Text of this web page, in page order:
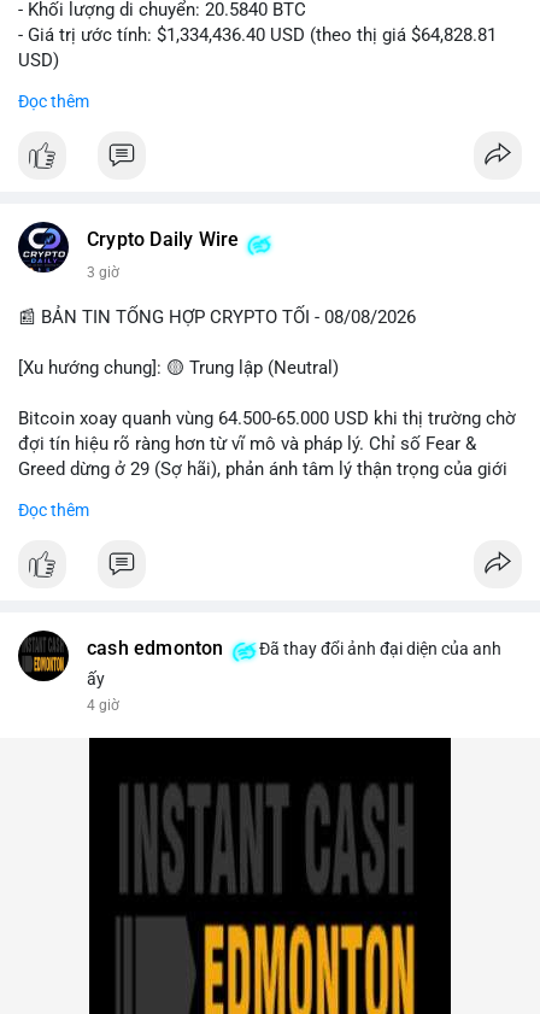
- Khối lượng di chuyển: 20.5840 BTC
- Giá trị ước tính: $1,334,436.40 USD (theo thị giá $64,828.81
USD)
USD được thực hiện vào phiên Á, thời điểm thanh khoản
phân bổ tài sản giữa các ví nóng, hoặc chuẩn bị thanh khoản
cho các lệnh OTC. Dòng tiền không đổ thẳng lên sàn tập trung,
thể dao động nhẹ do theo dõi sát biến động ví lớn.
Lời khuyên: Nhà đầu tư nhỏ lẻ không nên hành động theo cảm
tiếp theo trong 24 giờ để xác nhận xu hướng. Giữ tỷ trọng tiền
mặt hợp lý, tránh đòn bẩy cao trong vùng giá hiện tại.
#theodoivilon
Đọc thêm
Crypto Daily Wire
3 giờ
📰 BẢN TIN TỔNG HỢP CRYPTO TỐI - 08/08/2026
[Xu hướng chung]: 🟡 Trung lập (Neutral)
Bitcoin xoay quanh vùng 64.500-65.000 USD khi thị trường chờ
đợi tín hiệu rõ ràng hơn từ vĩ mô và pháp lý. Chỉ số Fear &
Greed dừng ở 29 (Sợ hãi), phản ánh tâm lý thận trọng của giới
dữ liệu nonfarm payrolls Mỹ thấp hơn dự báo, làm giảm khả
tháng. NEAR giảm 4,1% xuống 1,5910 USD, chịu áp lực bán
mạnh.
tượng. Trump Media hủy thỏa thuận kho dự trữ CRO trị giá
nhiều tỷ USD, khiến CRO giảm mạnh.
- Tổ chức & Công nghệ: Bybit khởi kiện Triều Tiên và Lazarus
Group vụ hack 1,5 tỷ USD, đã nhận lệnh đóng băng tài sản.
Circle mở rộng USDC lên OKX qua X Layer. BitGo IPO thành
công ở mức 18 USD/cổ phiếu, định giá 2 tỷ USD.
Nhà đầu tư nên theo dõi sát dòng tiền cá voi khi xuất hiện
Đọc thêm
cash edmonton
Đã thay đổi ảnh đại diện của anh
ấy
4 giờ